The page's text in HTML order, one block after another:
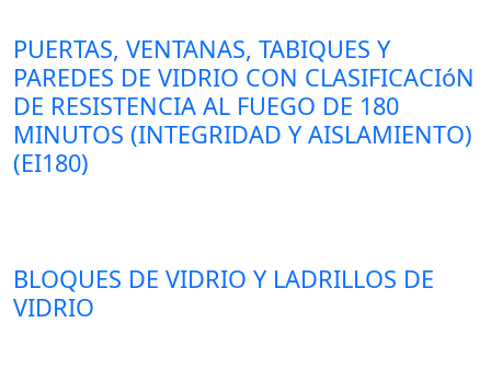
PUERTAS, VENTANAS, TABIQUES Y
PAREDES DE VIDRIO CON CLASIFICACIóN
DE RESISTENCIA AL FUEGO DE 180
MINUTOS (INTEGRIDAD Y AISLAMIENTO)
(EI180)
BLOQUES DE VIDRIO Y LADRILLOS DE
VIDRIO